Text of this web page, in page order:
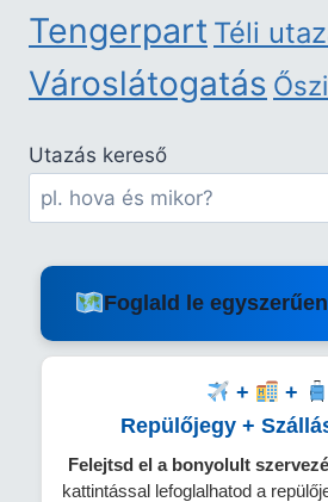
Tengerpart Téli
Városlátogatás
Utazás kereső
Foglald le
+
+
Repülőjegy +
Felejtsd el a bonyolult
kattintással lefoglalhatod a